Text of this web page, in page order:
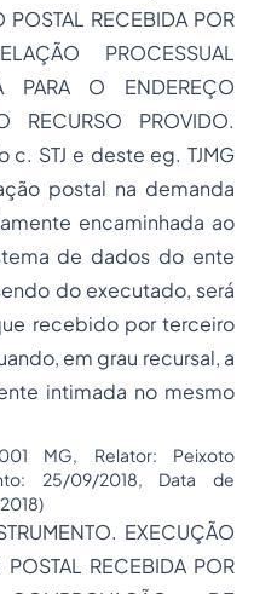
RECEBIDA POR
PROCESSUAL
PARA O ENDEREÇO
RECURSO PROVIDO.
STJ e deste eg. TJMG
postal na demanda
encaminhada ao
de dados do ente
do executado, será
recebido por terceiro
em grau recursal, a
intimada no mesmo
001 MG, Relator: Peixoto
25/09/2018, Data de
EXECUÇÃO
RECEBIDA POR